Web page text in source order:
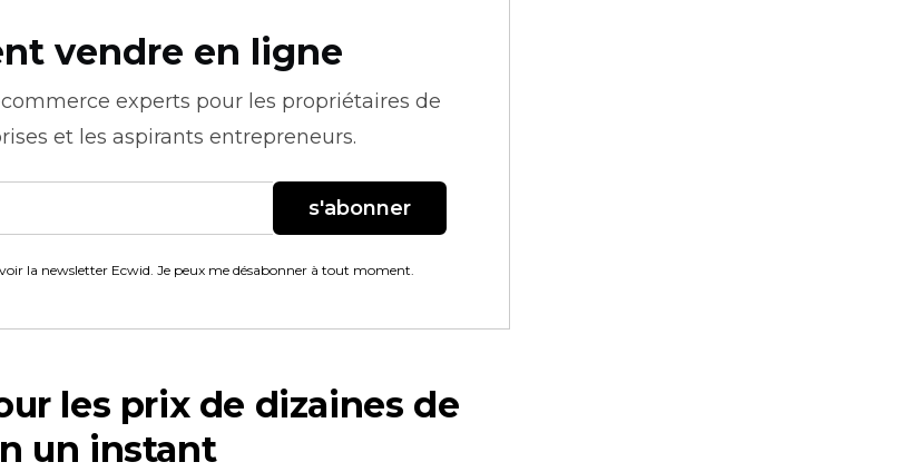
vendre en ligne
experts pour les propriétaires de
et les aspirants entrepreneurs.
s'abonner
la newsletter Ecwid. Je peux me désabonner à tout moment.
les prix de dizaines de
un instant